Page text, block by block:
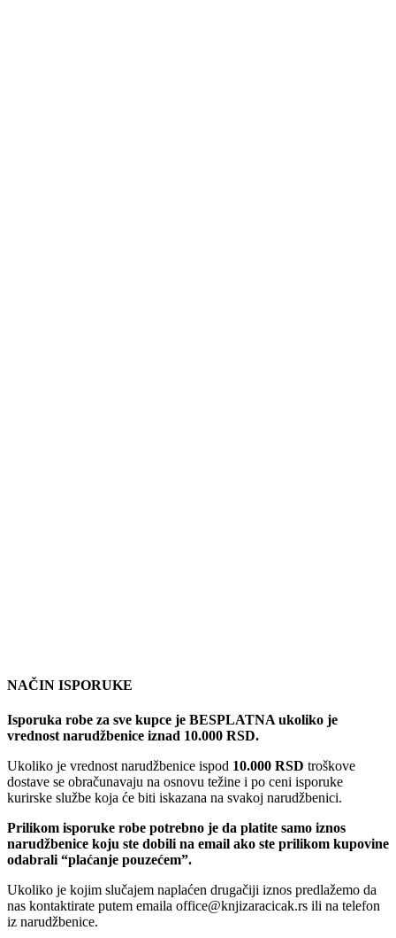
NAČIN ISPORUKE
Isporuka robe za sve kupce je BESPLATNA ukoliko je
vrednost narudžbenice iznad 10.000 RSD.
Ukoliko je vrednost narudžbenice ispod 10.000 RSD troškove
dostave se obračunavaju na osnovu težine i po ceni isporuke
kurirske službe koja će biti iskazana na svakoj narudžbenici.
Prilikom isporuke robe potrebno je da platite samo iznos
narudžbenice koju ste dobili na email ako ste prilikom kupovine
odabrali “plaćanje pouzećem”.
Ukoliko je kojim slučajem naplaćen drugačiji iznos predlažemo da
nas kontaktirate putem emaila office@knjizaracicak.rs ili na telefon
iz narudžbenice.